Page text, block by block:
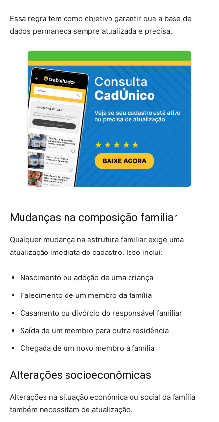
Essa regra tem como objetivo garantir que a base de
dados permaneça sempre atualizada e precisa.
Mudanças na composição familiar
Qualquer mudança na estrutura familiar exige uma
atualização imediata do cadastro. Isso inclui:
Nascimento ou adoção de uma criança
Falecimento de um membro da família
Casamento ou divórcio do responsável familiar
Saída de um membro para outra residência
Chegada de um novo membro à família
Alterações socioeconômicas
Alterações na situação econômica ou social da família
também necessitam de atualização.